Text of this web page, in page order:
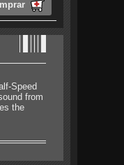
Speed
from
the